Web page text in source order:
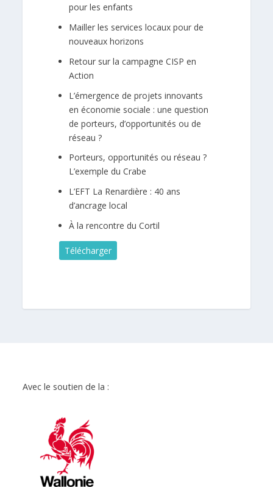
pour les enfants
Mailler les services locaux pour de
nouveaux horizons
Retour sur la campagne CISP en
Action
L’émergence de projets innovants
en économie sociale : une question
de porteurs, d’opportunités ou de
réseau ?
Porteurs, opportunités ou réseau ?
L’exemple du Crabe
L’EFT La Renardière : 40 ans
d’ancrage local
À la rencontre du Cortil
Télécharger
Avec le soutien de la :